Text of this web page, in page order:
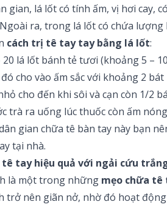
gian, lá lốt có tính ấm, vị hơi cay,
ra, trong lá lốt có chứa
cách trị tê tay tay bằng lá lốt:
20 lá lốt bánh tẻ tươi (khoảng 5 –
cho vào ấm sắc với khoảng 2
cho đến khi sôi và cạn còn 1/2
trà ra uống lúc thuốc còn ấm
gian chữa tê bàn tay này bạn
tại nhà.
tê tay hiệu quả với ngải cứu
là một trong những mẹo chữa tê
trở nên giãn nở, nhờ đó hoạt